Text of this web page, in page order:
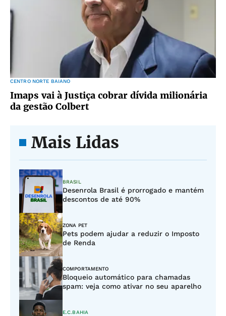
CENTRO NORTE BAIANO
Imaps vai à Justiça cobrar dívida milionária
da gestão Colbert
Mais Lidas
BRASIL
Desenrola Brasil é prorrogado e mantém
descontos de até 90%
ZONA PET
Pets podem ajudar a reduzir o Imposto
de Renda
COMPORTAMENTO
Bloqueio automático para chamadas
spam: veja como ativar no seu aparelho
E.C.BAHIA